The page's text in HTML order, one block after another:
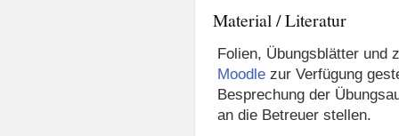
Material / Literatur
Folien, Übungsblätter und
Moodle zur Verfügung
Besprechung der
an die Betreuer stellen.